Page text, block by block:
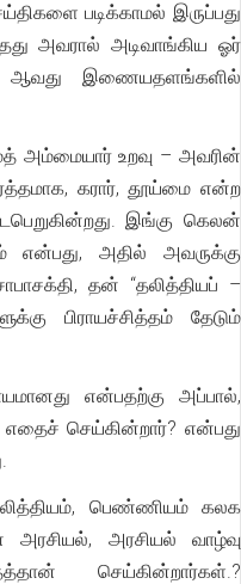
படிக்காமல் இருப்பது
அவரால் அடிவாங்கிய ஓர்
ஆவது இணையதளங்களில்
அம்மையார் உறவு – அவரின்
கரார், தூய்மை என்ற
இங்கு கெலன்
என்பது, அதில் அவருக்கு
தன் “தலித்தியப் –
பிராயச்சித்தம் தேடும்
என்பதற்கு அப்பால்,
எதைச் செய்கின்றார்? என்பது
பெண்ணியம் கலக
அரசியல், அரசியல் வாழ்வு
செய்கின்றார்கள்.?